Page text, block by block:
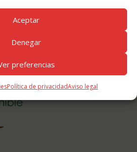
Aceptar
Denegar
preferencias
Política de privacidadAviso legal